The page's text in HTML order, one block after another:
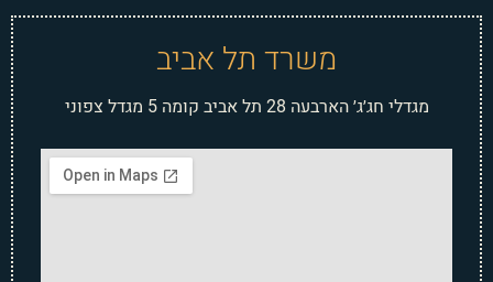
משרד תל אביב
מגדלי חג׳ג׳ הארבעה 28 תל אביב קומה 5 מגדל צפוני